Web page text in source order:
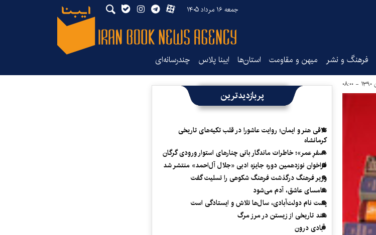
جمعه ۱۶ مرداد ۱۴۰۵
فرهنگ و نشر میهن و مقاومت استان‌ها ایبنا پلاس چندرسانه‌ای
پربازدیدترین
تلاقی هنر و ایمان؛ روایت عاشورا در قلب تکیه‌های تاریخی
کرمانشاه
«سفرِ عمر»؛ خاطرات ماندگار بانی چنارهای استوار ورودی گرگان
فراخوان نوزدهمین دوره جایزه ادبی «جلال آل‌احمد» منتشر شد
وزیر فرهنگ درگذشت فرهنگ شکوهی را تسلیت گفت
سامسای عاشق، آدم می‌شود
پشت نام دولت‌آبادی، سال‌ها تلاش و ایستادگی است
سند تاریخی از زیستن در مرز مرگ
آبادی درون